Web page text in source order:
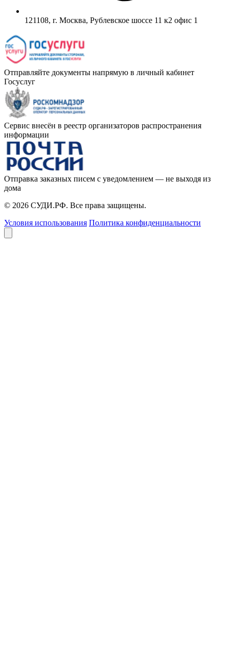
121108, г. Москва, Рублевское шоссе 11 к2 офис 1
Отправляйте документы напрямую в личный кабинет
Госуслуг
Сервис внесён в реестр организаторов распространения
информации
Отправка заказных писем с уведомлением — не выходя из
дома
© 2026 СУДИ.РФ. Все права защищены.
Условия использования Политика конфиденциальности